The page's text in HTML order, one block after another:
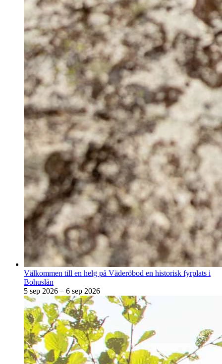
Välkommen till en helg på Väderöbod en historisk fyrplats i
Bohuslän
5 sep 2026 – 6 sep 2026